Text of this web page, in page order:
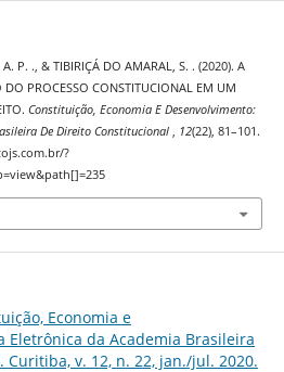
P. ., & TIBIRIÇÁ DO AMARAL, S. . (2020). A
PROCESSO CONSTITUCIONAL EM UM
Constituição, Economia E Desenvolvimento:
De Direito Constitucional , 12(22), 81–101.
?
Economia e
Eletrônica da Academia Brasileira
v. 12, n. 22, jan./jul. 2020.